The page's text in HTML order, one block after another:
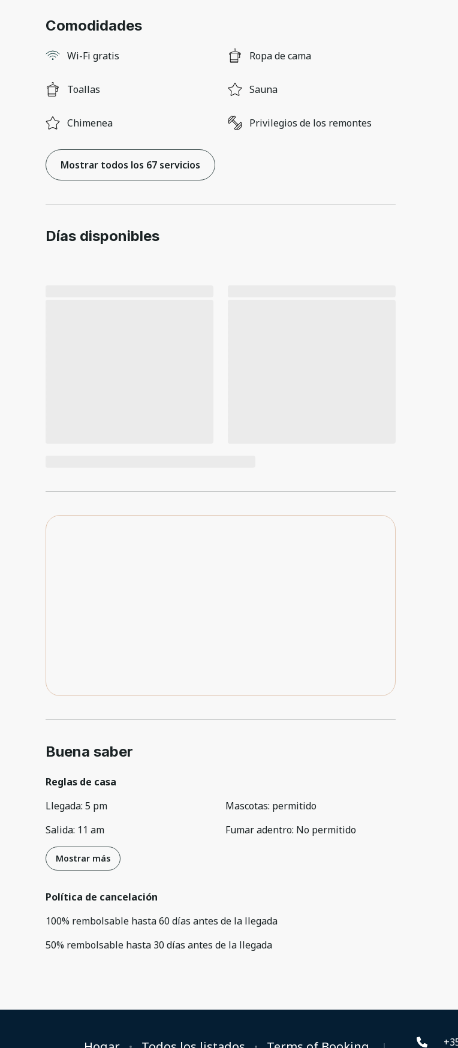
Comodidades
Wi-Fi gratis Ropa de cama
Toallas Sauna
Chimenea Privilegios de los remontes
Mostrar todos los 67 servicios
Días disponibles
Buena saber
Reglas de casa
Llegada: 5 pm
Salida: 11 am
Mascotas: permitido
Fumar adentro: No permitido
Mostrar más
Política de cancelación
100% rembolsable hasta60 días antes de la llegada
50% rembolsable hasta 30 días antes de la llegada